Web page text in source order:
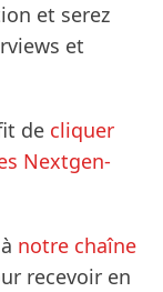
et serez
et
de cliquer
Nextgen-
notre chaîne
recevoir en